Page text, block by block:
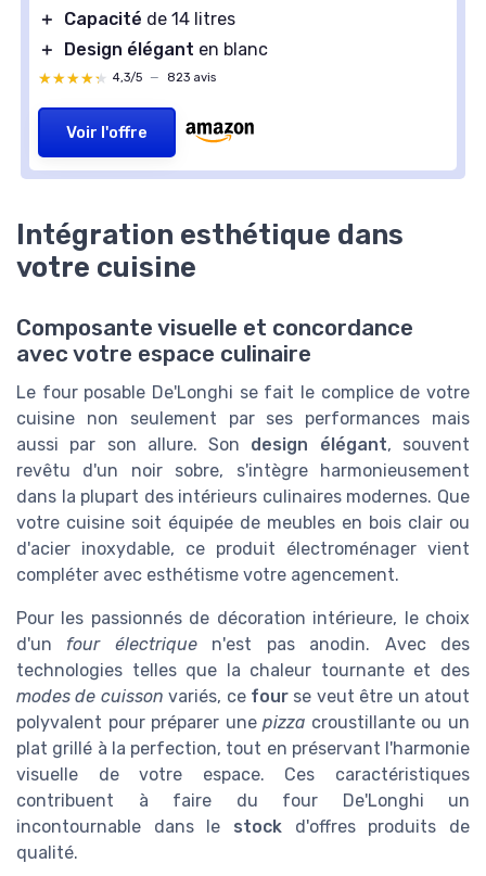
＋
Capacité de 14 litres
＋
Design élégant en blanc
★★★★★
★★★★★ 4,3/5 — 823 avis
Voir l'offre
Intégration esthétique dans
votre cuisine
Composante visuelle et concordance
avec votre espace culinaire
Le four posable De'Longhi se fait le complice de votre
cuisine non seulement par ses performances mais
aussi par son allure. Son design élégant, souvent
revêtu d'un noir sobre, s'intègre harmonieusement
dans la plupart des intérieurs culinaires modernes. Que
votre cuisine soit équipée de meubles en bois clair ou
d'acier inoxydable, ce produit électroménager vient
compléter avec esthétisme votre agencement.
Pour les passionnés de décoration intérieure, le choix
d'un four électriquen'est pas anodin. Avec des
technologies telles que la chaleur tournante et des
modes de cuisson variés, ce four se veut être un atout
polyvalent pour préparer unepizza croustillante ou un
plat grillé à la perfection, tout en préservant l'harmonie
visuelle de votre espace. Ces caractéristiques
contribuent à faire du four De'Longhi un
incontournable dans le stock d'offres produits de
qualité.